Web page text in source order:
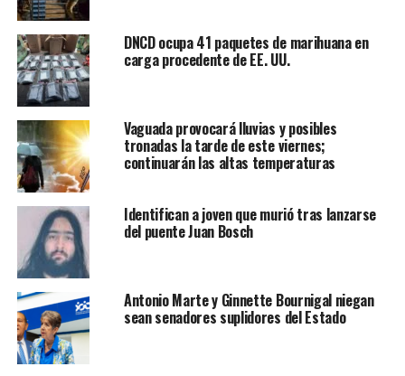
DNCD ocupa 41 paquetes de marihuana en
carga procedente de EE. UU.
Vaguada provocará lluvias y posibles
tronadas la tarde de este viernes;
continuarán las altas temperaturas
Identifican a joven que murió tras lanzarse
del puente Juan Bosch
Antonio Marte y Ginnette Bournigal niegan
sean senadores suplidores del Estado